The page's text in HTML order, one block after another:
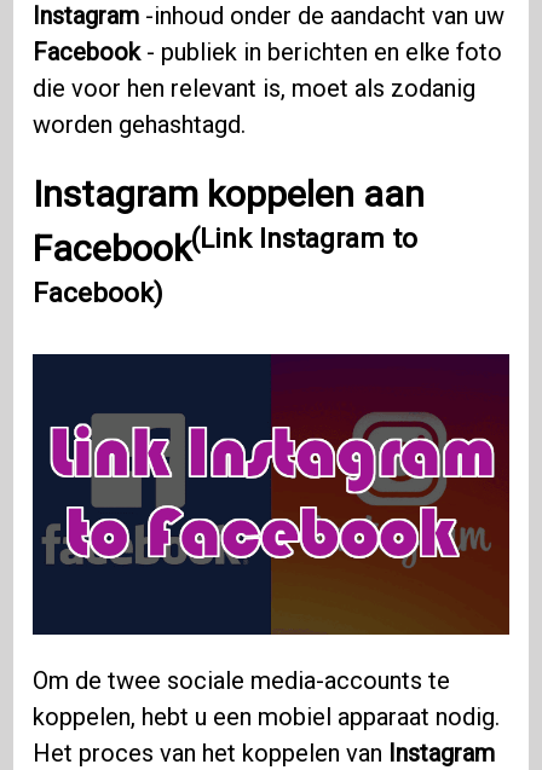
Instagram -inhoud onder de aandacht van uw
Facebook- publiek in berichten en elke foto
die voor hen relevant is, moet als zodanig
worden gehashtagd.
Instagram koppelen aan
Facebook(Link Instagram to
Facebook)
Om de twee sociale media-accounts te
koppelen, hebt u een mobiel apparaat nodig.
Het proces van het koppelen van Instagram